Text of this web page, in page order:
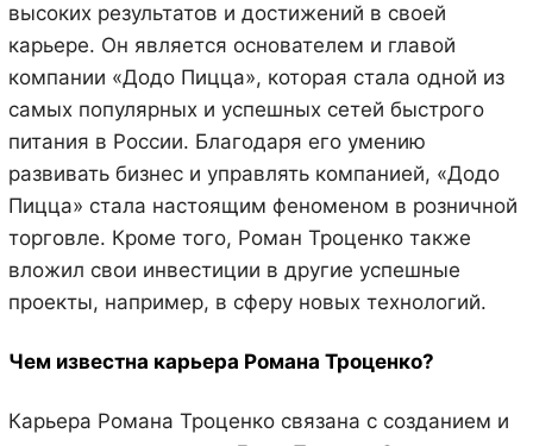
высоких результатов и достижений в своей
карьере. Он является основателем и главой
компании «Додо Пицца», которая стала одной из
самых популярных и успешных сетей быстрого
питания в России. Благодаря его умению
развивать бизнес и управлять компанией, «Додо
Пицца» стала настоящим феноменом в розничной
торговле. Кроме того, Роман Троценко также
вложил свои инвестиции в другие успешные
проекты, например, в сферу новых технологий.
Чем известна карьера Романа Троценко?
Карьера Романа Троценко связана с созданием и